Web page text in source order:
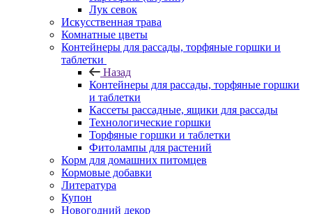
Лук севок
Искусственная трава
Комнатные цветы
Контейнеры для рассады, торфяные горшки и
таблетки
Назад
Контейнеры для рассады, торфяные горшки
и таблетки
Кассеты рассадные, ящики для рассады
Технологические горшки
Торфяные горшки и таблетки
Фитолампы для растений
Корм для домашних питомцев
Кормовые добавки
Литература
Купон
Новогодний декор